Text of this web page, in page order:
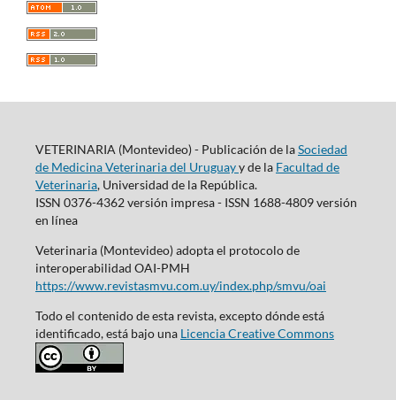
VETERINARIA (Montevideo) - Publicación de laSociedad
de Medicina Veterinaria del Uruguayy de la Facultad de
Veterinaria, Universidad de la República.
ISSN 0376-4362 versión impresa - ISSN 1688-4809 versión
en línea
Veterinaria (Montevideo) adopta el protocolo de
interoperabilidad OAI-PMH
https://www.revistasmvu.com.uy/index.php/smvu/oai
Todo el contenido de esta revista, excepto dónde está
identificado, está bajo una Licencia Creative Commons